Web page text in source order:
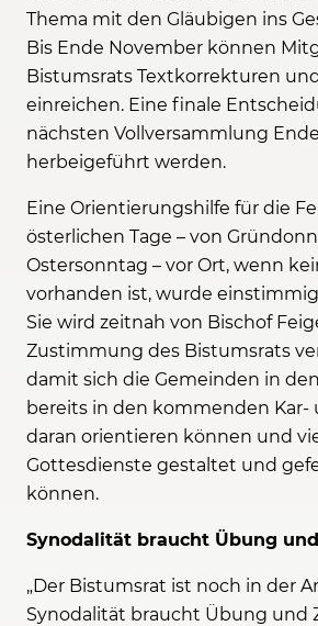
Thema mit den Gläubigen ins
Bis Ende November können
Bistumsrats Textkorrekturen
einreichen. Eine finale
nächsten Vollversammlung
herbeigeführt werden.
Eine Orientierungshilfe für die
österlichen Tage – von
Ostersonntag – vor Ort, wenn
vorhanden ist, wurde
Sie wird zeitnah von Bischof
Zustimmung des Bistumsrats
damit sich die Gemeinden in
bereits in den kommenden Kar-
daran orientieren können und
Gottesdienste gestaltet und
können.
Synodalität braucht Übung
„Der Bistumsrat ist noch in der
Synodalität braucht Übung und